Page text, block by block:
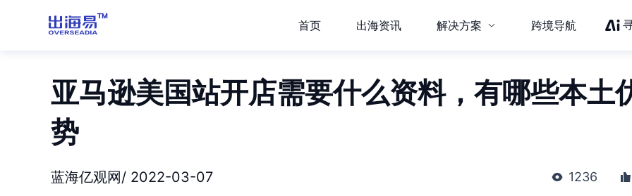
首页 出海资讯 解决方案 跨境导航
亚马逊美国站开店需要什么资料，有哪些本土
势
蓝海亿观网/ 2022-03-07 1236